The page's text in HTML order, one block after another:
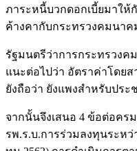
ภาระหนี้บวกดอกเบี้ยมาให้
ค้างคากับกระทรวงคมนาค
รัฐมนตรีว่าการกระทรวงค
แนะต่อไปว่า อัตราค่าโดย
ยังถือว่า ยังแพงสำหรับประ
จากนั้นจึงเสนอ 4 ข้อต่อคร
รพ.ร.บ.การร่วมลงทุนระหว่